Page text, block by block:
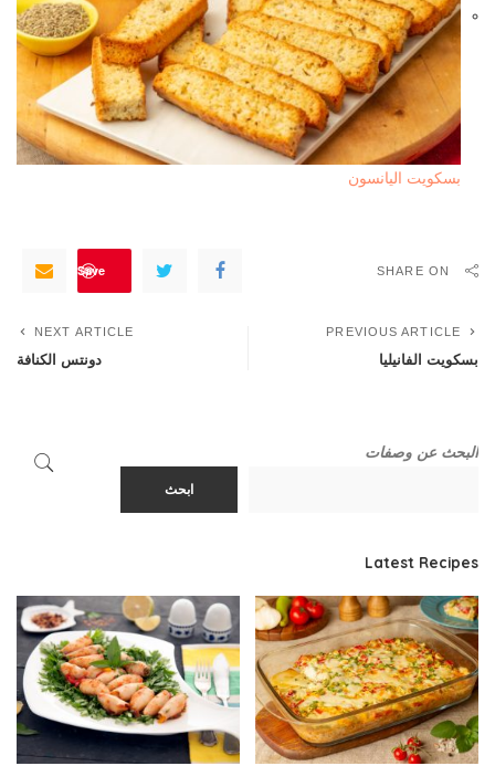
بسكويت اليانسون
SHARE ON
Save
PREVIOUS ARTICLE
بسكويت الفانيليا
NEXT ARTICLE
دونتس الكنافة
البحث عن وصفات
ابحث
Latest Recipes